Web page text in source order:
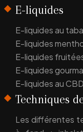
E-liquides
E-liquides au
E-liquides
E-liquides
E-liquides
E-liquides au CBD
Techniques
Les différentes